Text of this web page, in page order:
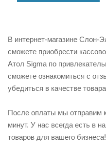
В интернет-магазине Слон-
сможете приобрести
Атол Sigma по
сможете ознакомиться с
убедиться в качестве
После оплаты мы отправим
минут. У нас всегда есть в
товаров для вашего бизнеса!